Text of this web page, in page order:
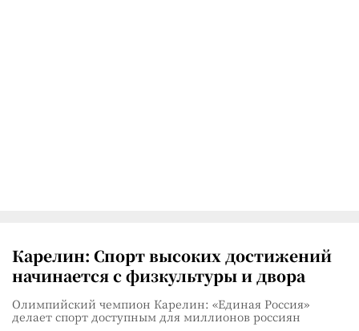
Карелин: Спорт высоких достижений
начинается с физкультуры и двора
Олимпийский чемпион Карелин: «Единая Россия»
делает спорт доступным для миллионов россиян